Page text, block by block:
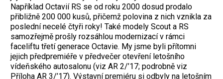
Například Octavií RS se od roku 2000 dosud prodalo
přibližně 200 000 kusů, přičemž polovina z nich vznikla za
poslední necelé čtyři roky! Také modely Scout a RS
samozřejmě prošly rozsáhlou modernizací v rámci
faceliftu třetí generace Octavie. My jsme byli přítomni
jejich předpremiéře v předvečer otevření letošního
vídeňského autosalonu (viz AR 2/’17; podrobně viz
Příloha AR 3/’17). Výstavní premiéru si odbyly na letošním